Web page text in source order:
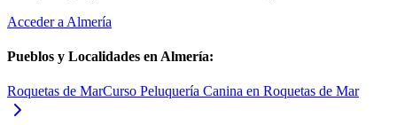
Acceder a Almería
Pueblos y Localidades en Almería:
Roquetas de MarCurso Peluquería Canina en Roquetas de Mar